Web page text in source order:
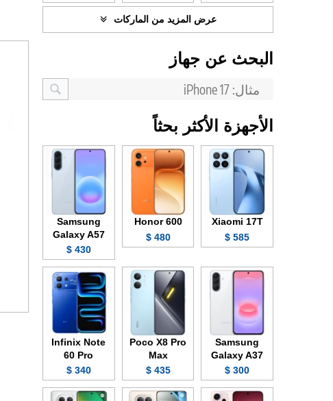
عرض المزيد من الماركات
البحث عن جهاز
الأجهزة الأكثر بحثاً
Xiaomi 17T
585 $
Honor 600
480 $
Samsung
Galaxy A57
430 $
Samsung
Galaxy A37
300 $
Poco X8 Pro
Max
435 $
Infinix Note
60 Pro
340 $